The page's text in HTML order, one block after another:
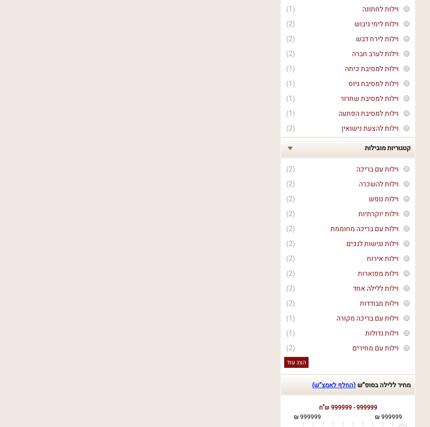
(1)
וילות לחתונה
(2)
וילות לימי גיבוש
(2)
וילות לירח דבש
(2)
וילות לערב חברה
(1)
וילות למסיבת כיתה
(1)
וילות למסיבת גיוס
(1)
וילות למסיבת שחרור
(1)
וילות למסיבת הפתעה
(2)
וילות להצעת נישואין
קטגוריות מובילות
(2)
וילות עם בריכה
(2)
וילות להשכרה
(2)
וילות נופש
(2)
וילות יוקרתיות
(2)
וילות עם בריכה מחוממת
(2)
וילות נגישות לנכים
(2)
וילות אירוח
(2)
וילות מפוארות
(2)
וילות ללילה אחד
(2)
וילות מבודדות
(1)
וילות עם בריכה מקורה
(1)
וילות גדולות
(2)
וילות עם מחירים
הצג עוד
מחיר ללילה בסופ“ש (החלף לאמצ“ש)
999999 - 999999 ש"ח
999999 ₪
999999 ₪